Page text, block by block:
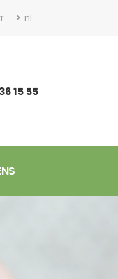
nl
15 55